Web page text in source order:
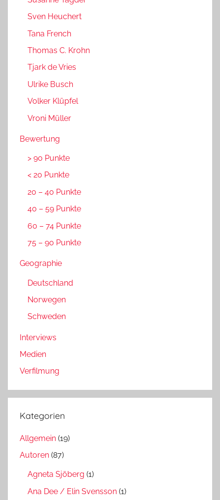
Sven Heuchert
Tana French
Thomas C. Krohn
Tjark de Vries
Ulrike Busch
Volker Klüpfel
Vroni Müller
Bewertung
> 90 Punkte
< 20 Punkte
20 – 40 Punkte
40 – 59 Punkte
60 – 74 Punkte
75 – 90 Punkte
Geographie
Deutschland
Norwegen
Schweden
Interviews
Medien
Verfilmung
Kategorien
Allgemein (19)
Autoren (87)
Agneta Sjöberg (1)
Ana Dee / Elin Svensson (1)